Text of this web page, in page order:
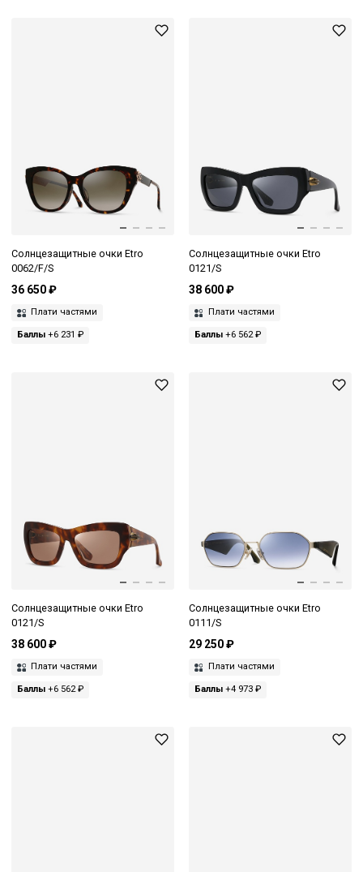
Солнцезащитные очки Etro
0062/F/S
36 650 ₽
Плати частями
Баллы +6 231 ₽
Солнцезащитные очки Etro
0121/S
38 600 ₽
Плати частями
Баллы+6 562 ₽
Солнцезащитные очки Etro
0121/S
38 600 ₽
Плати частями
Баллы +6 562 ₽
Солнцезащитные очки Etro
0111/S
29 250 ₽
Плати частями
Баллы+4 973 ₽